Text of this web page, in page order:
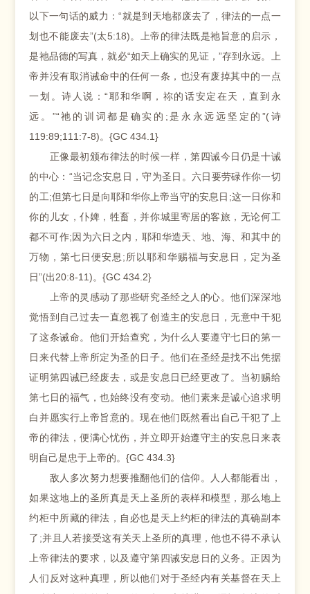
以下一句话的威力：“就是到天地都废去了，律法的一点一
划也不能废去”(太5:18)。上帝的律法既是祂旨意的启示，
是祂品德的写真，就必“如天上确实的见证，”存到永远。上
帝并没有取消诫命中的任何一条，也没有废掉其中的一点
一划。诗人说：“耶和华啊，祢的话安定在天，直到永
远。”“祂的训词都是确实的;是永永远远坚定的”(诗
119:89;111:7-8)。{GC 434.1}
正像最初颁布律法的时候一样，第四诫今日仍是十诫
的中心：“当记念安息日，守为圣日。六日要劳碌作你一切
的工;但第七日是向耶和华你上帝当守的安息日;这一日你和
你的儿女，仆婢，牲畜，并你城里寄居的客旅，无论何工
都不可作;因为六日之内，耶和华造天、地、海、和其中的
万物，第七日便安息;所以耶和华赐福与安息日，定为圣
日”(出20:8-11)。{GC 434.2}
上帝的灵感动了那些研究圣经之人的心。他们深深地
觉悟到自己过去一直忽视了创造主的安息日，无意中干犯
了这条诫命。他们开始查究，为什么人要遵守七日的第一
日来代替上帝所定为圣的日子。他们在圣经是找不出凭据
证明第四诫已经废去，或是安息日已经更改了。当初赐给
第七日的福气，也始终没有变动。他们素来是诚心追求明
白并愿实行上帝旨意的。现在他们既然看出自己干犯了上
帝的律法，便满心忧伤，并立即开始遵守主的安息日来表
明自己是忠于上帝的。{GC 434.3}
敌人多次努力想要推翻他们的信仰。人人都能看出，
如果这地上的圣所真是天上圣所的表样和模型，那么地上
约柜中所藏的律法，自必也是天上约柜的律法的真确副本
了;并且人若接受这有关天上圣所的真理，他也不得不承认
上帝律法的要求，以及遵守第四诫安息日的义务。正因为
人们反对这种真理，所以他们对于圣经内有关基督在天上